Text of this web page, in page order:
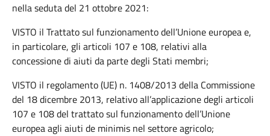
nella seduta del 21 ottobre 2021:
VISTO il Trattato sul funzionamento dell’Unione europea e,
in particolare, gli articoli 107 e 108, relativi alla
concessione di aiuti da parte degli Stati membri;
VISTO il regolamento (UE) n. 1408/2013 della Commissione
del 18 dicembre 2013, relativo all’applicazione degli articoli
107 e 108 del trattato sul funzionamento dell’Unione
europea agli aiuti de minimis nel settore agricolo;